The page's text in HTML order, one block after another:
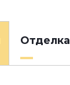
Отделка